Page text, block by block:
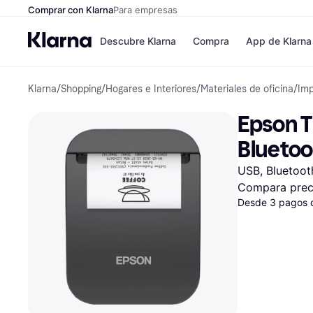
Comprar con KlarnaPara empresas
Descubre Klarna
Formas de
Paga ahora
Paga en 3 plazos
Paga en 30 días
Financiación
Klarna en Apple
Compra
Tiendas
Shein
Zalando
Zara
JD Sports
App de Klarna
Klarna/Shopping/Hogares e Interiores/Materiales de oficina/
Epson
USB,
Compara
Desde 3 pagos